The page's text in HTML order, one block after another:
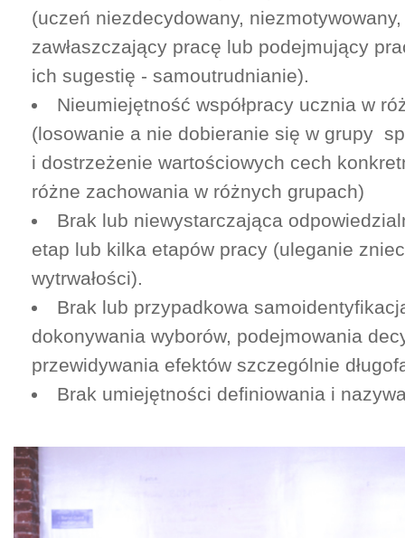
(uczeń niezdecydowany,
zawłaszczający pracę lub podejmujący
ich sugestię - samoutrudnianie).
Nieumiejętność współpracy ucznia w
(losowanie a nie dobieranie się w grupy
i dostrzeżenie wartościowych cech
różne zachowania w różnych grupach)
Brak lub niewystarczająca
etap lub kilka etapów pracy (uleganie
wytrwałości).
Brak lub przypadkowa
dokonywania wyborów, podejmowania
przewidywania efektów szczególnie
Brak umiejętności definiowania i